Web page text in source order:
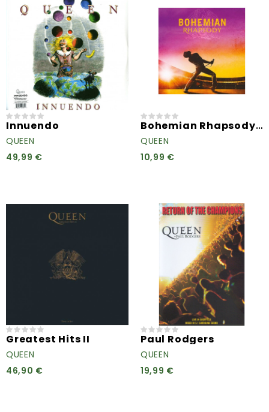
Innuendo
QUEEN
49,99 €
Bohemian Rhapsody (O.S.T.)
QUEEN
10,99 €
Greatest Hits II
QUEEN
46,90 €
Paul Rodgers
QUEEN
19,99 €